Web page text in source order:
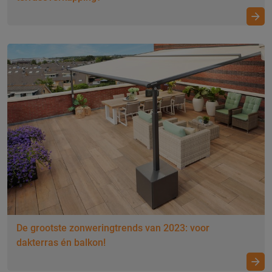
De grootste zonweringtrends van 2023: voor
dakterras én balkon!